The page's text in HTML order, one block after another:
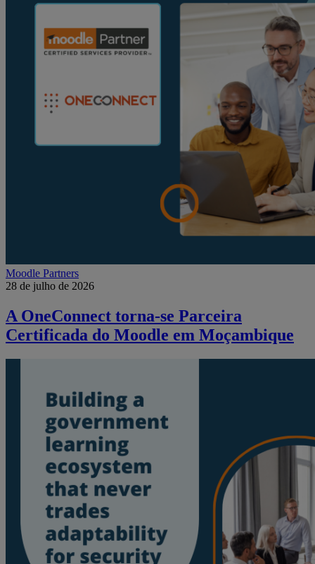
Moodle Partners
28 de julho de 2026
A OneConnect torna-se Parceira
Certificada do Moodle em Moçambique